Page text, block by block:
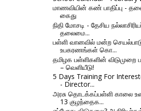
மாணவியின் கண் பாதிப்பு -
கைது
நிதி மோசடி - தேசிய
தலைமை...
பள்ளி வானவில் மன்ற
உபகரணங்கள் கொ...
தமிழக பள்ளிகளின் விடுமுறை
– வெளியீடு!
5 Days Training For
- Director...
அரசு தொடக்கப்பள்ளி காலை
13 குழந்தைக...